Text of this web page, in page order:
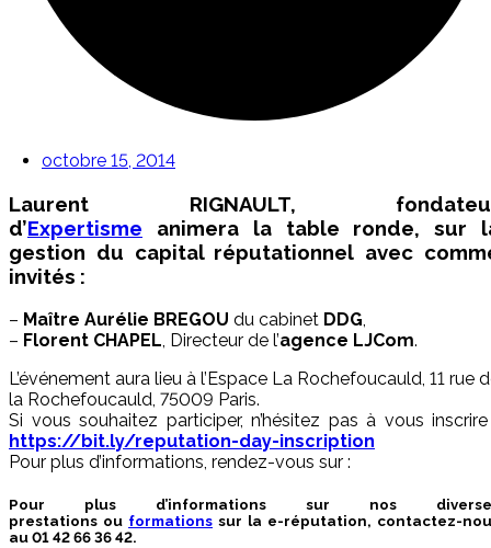
octobre 15, 2014
Laurent RIGNAULT,
d’Expertisme animera la table ronde, sur
gestion du capital réputationnel avec
invités :
– Maître Aurélie BREGOU du cabinet DDG,
– Florent CHAPEL, Directeur de l’agence LJCom.
L’événement aura lieu à l’Espace La Rochefoucauld, 11 rue
la Rochefoucauld, 75009 Paris.
Si vous souhaitez participer, n’hésitez pas à vous
https://bit.ly/reputation-day-inscription
Pour plus d’informations, rendez-vous sur :
Pour plus d’informations sur nos
prestations ou formations sur la e-réputation, contactez-
au 01 42 66 36 42.